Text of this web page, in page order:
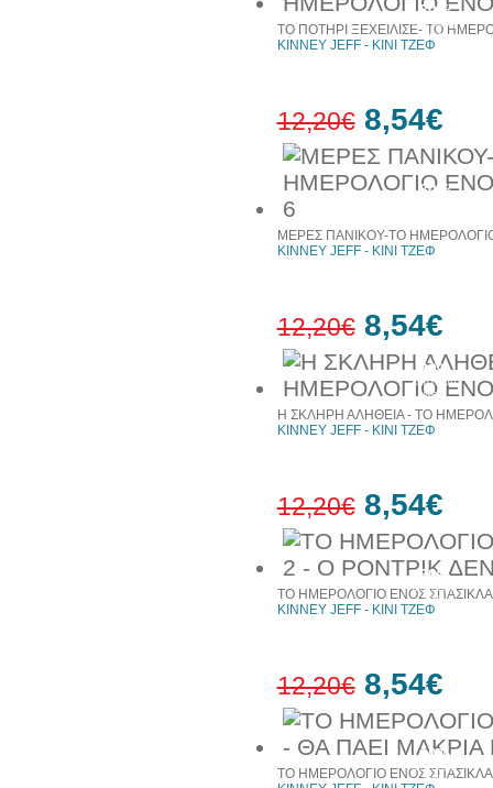
30%
έκπτωση
web
30%
ΤΟ ΠΟΤΗΡΙ ΞΕΧΕΙΛΙΣΕ- ΤΟ
KINNEY JEFF - ΚΙΝΙ ΤΖΕΦ
12,20€ 8,54€
30%
έκπτωση
web
ΜΕΡΕΣ ΠΑΝΙΚΟΥ-ΤΟ
KINNEY JEFF - ΚΙΝΙ ΤΖΕΦ
12,20€ 8,54€
30%
έκπτωση
web
Η ΣΚΛΗΡΗ ΑΛΗΘΕΙΑ - ΤΟ
KINNEY JEFF - ΚΙΝΙ ΤΖΕΦ
12,20€ 8,54€
30%
έκπτωση
web
ΤΟ ΗΜΕΡΟΛΟΓΙΟ ΕΝΟΣ ΣΠΑΣΙΚΛΑ
KINNEY JEFF - ΚΙΝΙ ΤΖΕΦ
12,20€ 8,54€
ΤΟ ΗΜΕΡΟΛΟΓΙΟ ΕΝΟΣ ΣΠΑΣΙΚΛΑ